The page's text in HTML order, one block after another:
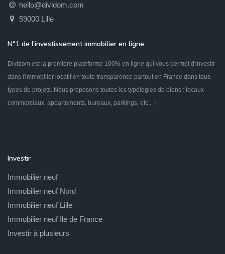
hello@dividom.com
59000 Lille
N°1 de l'investissement immobilier en ligne
Dividom est la première plateforme 100% en ligne qui vous permet d'investir
dans l'immobilier locatif en toute transparence partout en France dans tous
types de projets. Nous proposons toutes les typologies de biens : locaux
commerciaux, appartements, bureaux, parkings, etc... !
Investir
Immobilier neuf
Immobilier neuf Nord
Immobilier neuf Lille
Immobilier neuf Ile de France
Investir à plusieurs